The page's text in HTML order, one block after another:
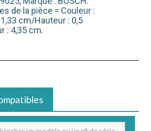
de la pièce = Couleur :
cm/Hauteur : 0,5
: 4,35 cm.